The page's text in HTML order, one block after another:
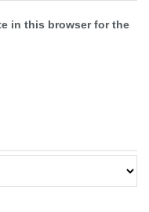
in this browser for the